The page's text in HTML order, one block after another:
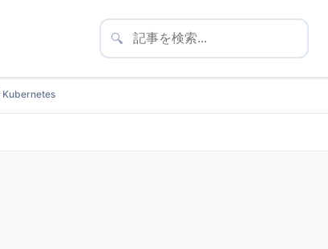
🔍
Kubernetes